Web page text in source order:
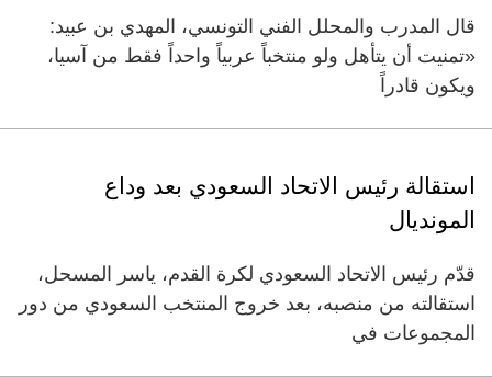
قال المدرب والمحلل الفني التونسي، المهدي بن عبيد:
«تمنيت أن يتأهل ولو منتخباً عربياً واحداً فقط من آسيا،
ويكون قادراً
استقالة رئيس الاتحاد السعودي بعد وداع
المونديال
قدّم رئيس الاتحاد السعودي لكرة القدم، ياسر المسحل،
استقالته من منصبه، بعد خروج المنتخب السعودي من دور
المجموعات في